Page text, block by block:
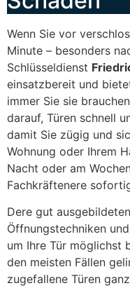
Wenn Sie vor
Minute – besonders
Schlüsseldienst
einsatzbereit und
immer Sie sie
darauf, Türen schnell
damit Sie zügig und
Wohnung oder Ihrem
Nacht oder am
Fachkräftenere
Dere gut
Öffnungstechniken
um Ihre Tür möglichst
den meisten Fällen
zugefallene Türen